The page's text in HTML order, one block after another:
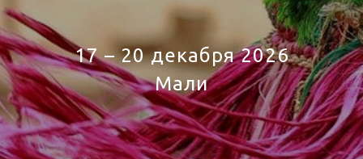
17 – 20 декабря 2026
Мали
Tour to Mali